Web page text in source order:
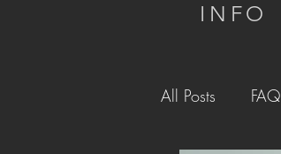
INFO
All Posts FAQ